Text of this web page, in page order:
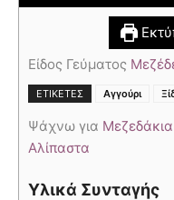
Είδος Γεύματος
ΕΤΙΚΈΤΕΣ Αγγούρι
Ψάχνω για
Αλίπαστα
Υλικά Συνταγής